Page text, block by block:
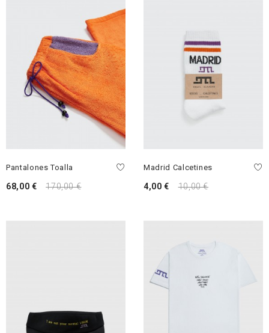
Pantalones Toalla
68,00 € 170,00 €
Madrid Calcetines
4,00 € 10,00 €